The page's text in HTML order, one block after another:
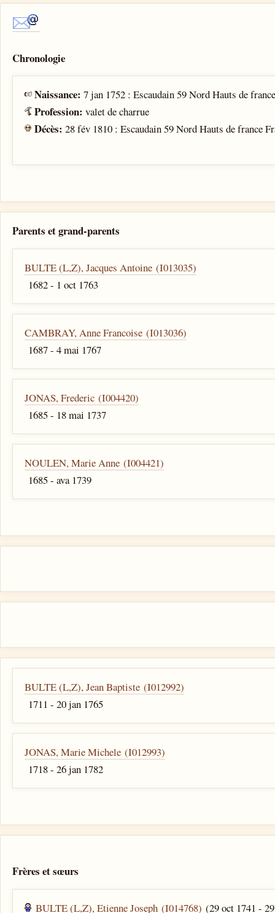
Chronologie
Naissance:7 jan 1752 : Escaudain 59 Nord Hauts de
Profession:valet de charrue
Décès:28 fév 1810 : Escaudain 59 Nord Hauts de france
Parents et grand-parents
BULTE (L,Z), Jacques Antoine (I013035)
1682 - 1 oct 1763
CAMBRAY, Anne Francoise (I013036)
1687 - 4 mai 1767
JONAS, Frederic (I004420)
1685 - 18 mai 1737
NOULEN, Marie Anne (I004421)
1685 - ava 1739
BULTE (L,Z), Jean Baptiste (I012992)
1711 - 20 jan 1765
JONAS, Marie Michele (I012993)
1718 - 26 jan 1782
Frères et sœurs
BULTE (L,Z), Etienne Joseph (I014768) (29 oct 1741 -